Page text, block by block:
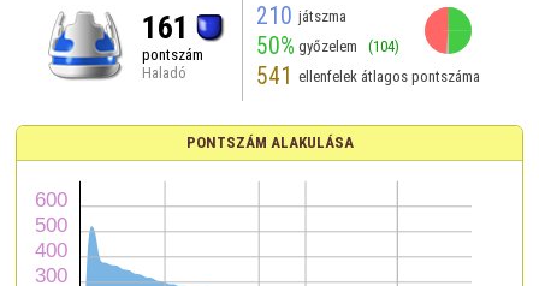
161
pontszám
Haladó
210 játszma
50% győzelem (104)
541 ellenfelek átlagos pontszáma
PONTSZÁM ALAKULÁSA